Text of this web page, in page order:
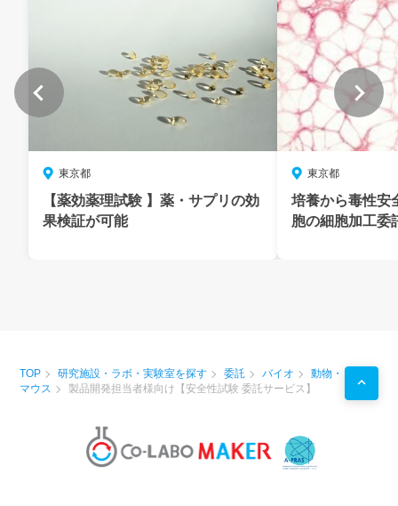
東京都
【薬効薬理試験 】薬・サプリの効
果検証が可能
東京都
培養から毒性安
胞の細胞加工委
TOP 研究施設・ラボ・実験室を探す 委託 バイオ
動物・
マウス
製品開発担当者様向け【安全性試験 委託サービス】